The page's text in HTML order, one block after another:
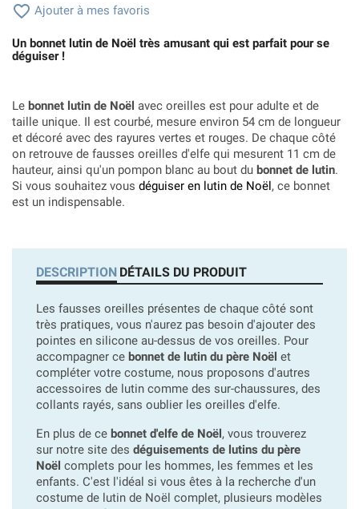
 Ajouter à mes favoris
Un bonnet lutin de Noël très amusant qui est parfait pour se
déguiser !
Le bonnet lutin de Noël avec oreilles est pour adulte et de
taille unique. Il est courbé, mesure environ 54 cm de longueur
et décoré avec des rayures vertes et rouges. De chaque côté
on retrouve de fausses oreilles d'elfe qui mesurent 11 cm de
hauteur, ainsi qu'un pompon blanc au bout du bonnet de lutin.
Si vous souhaitez vous déguiser en lutin de Noël, ce bonnet
est un indispensable.
DESCRIPTION DÉTAILS DU PRODUIT
Les fausses oreilles présentes de chaque côté sont
très pratiques, vous n'aurez pas besoin d'ajouter des
pointes en silicone au-dessus de vos oreilles. Pour
accompagner ce bonnet de lutin du père Noël et
compléter votre costume, nous proposons d'autres
accessoires de lutin comme des sur-chaussures, des
collants rayés, sans oublier les oreilles d'elfe.
En plus de ce bonnet d'elfe de Noël, vous trouverez
sur notre site des déguisements de lutins du père
Noël complets pour les hommes, les femmes et les
enfants. C'est l'idéal si vous êtes à la recherche d'un
costume de lutin de Noël complet, plusieurs modèles